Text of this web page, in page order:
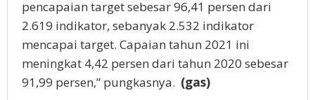
pencapaian target sebesar 96,41 persen dari
2.619 indikator, sebanyak 2.532 indikator
mencapai target. Capaian tahun 2021 ini
meningkat 4,42 persen dari tahun 2020 sebesar
91,99 persen,” pungkasnya. (gas)